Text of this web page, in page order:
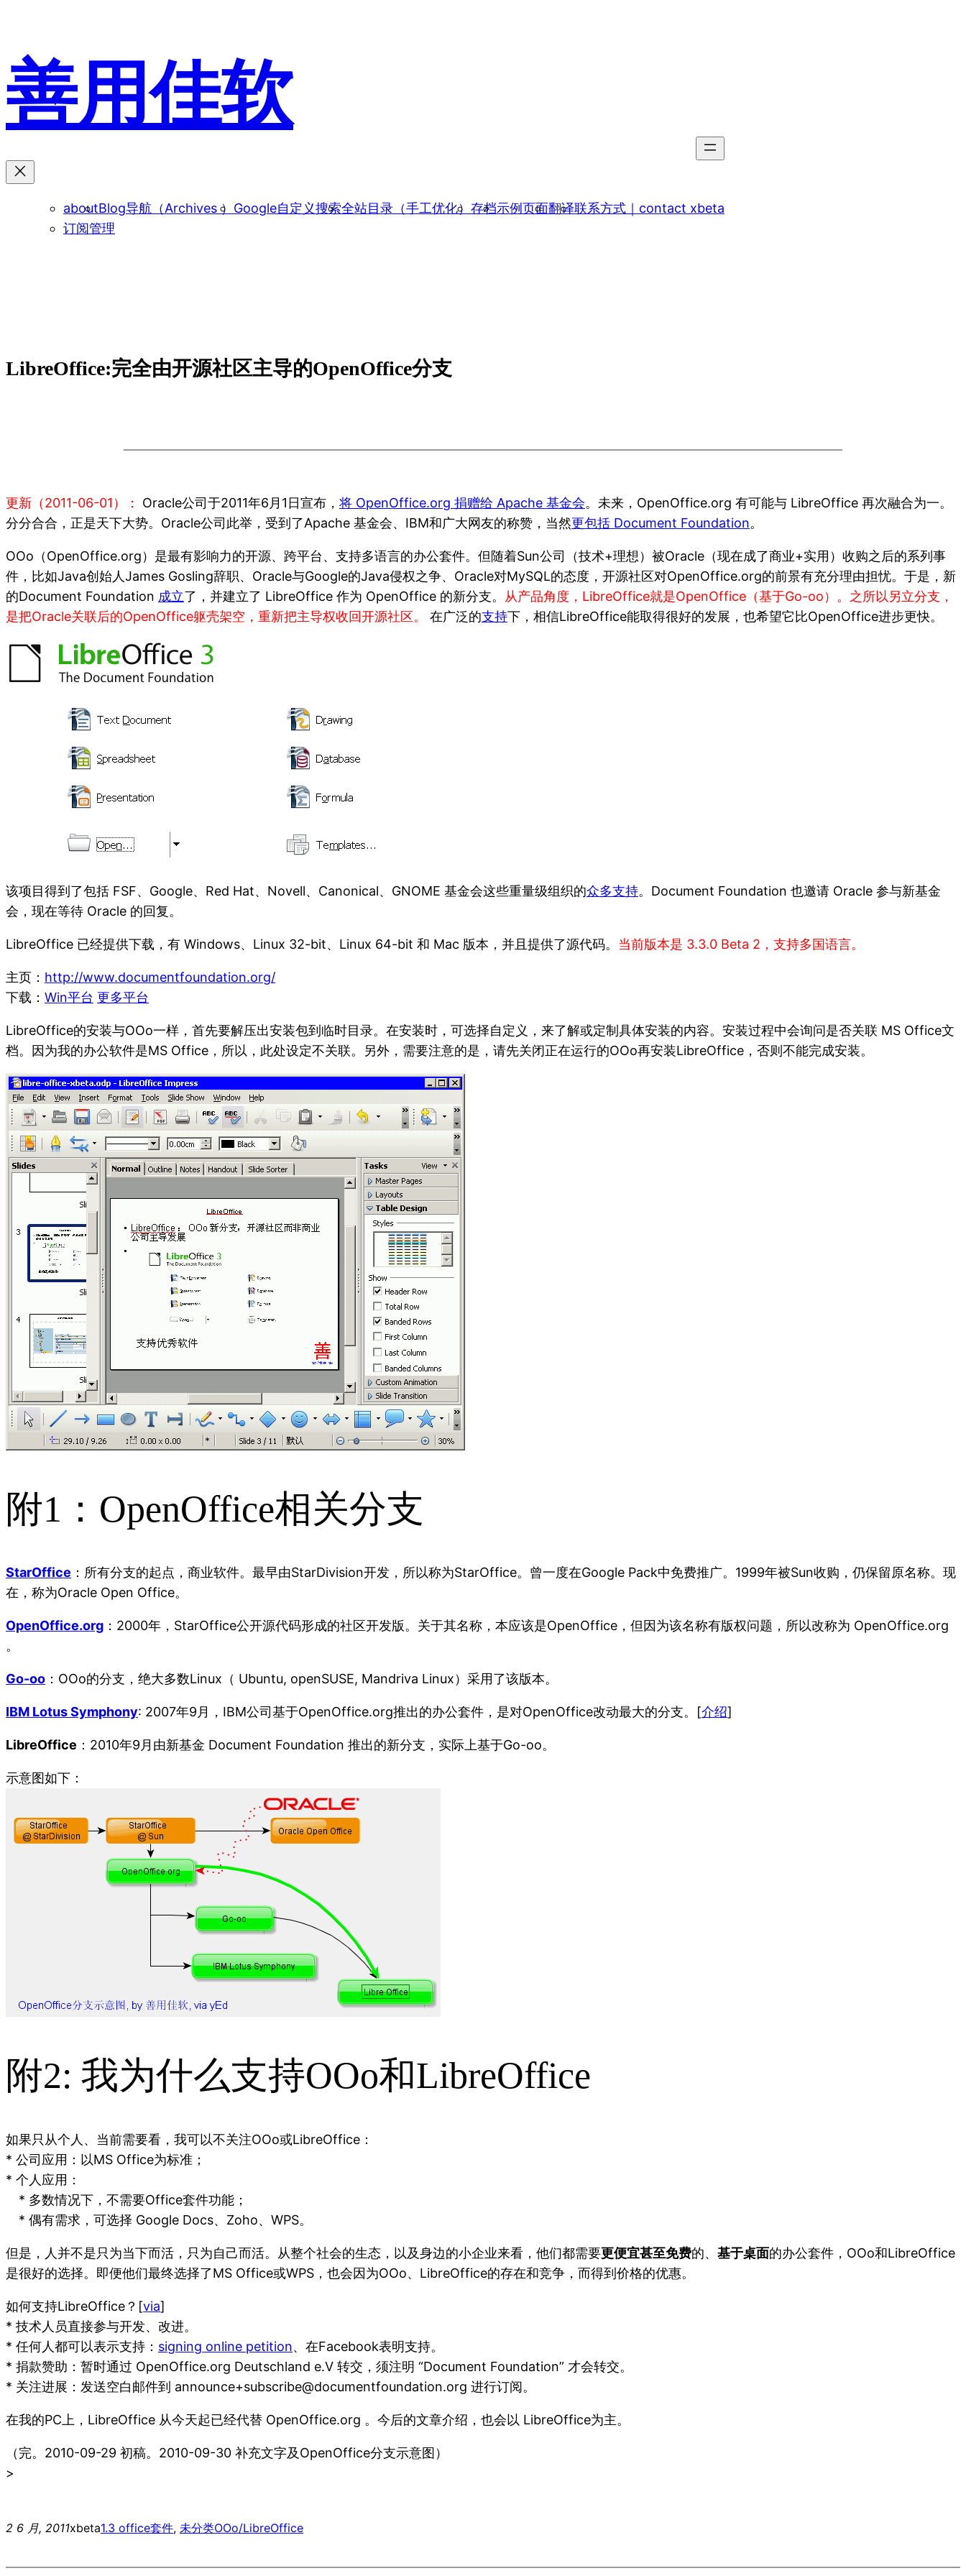
容
善用佳软
aboutBlog导航（Archives ） Google自定义搜索全站目录（手工优化） 存档示例页面翻译联系方式｜contact xbeta
订阅管理
LibreOffice:完全由开源社区主导的OpenOffice分支
更新（2011-06-01）： Oracle公司于2011年6月1日宣布， 将 OpenOffice.org 捐赠给 Apache 基金会。未来，OpenOffice.org 有可能与 LibreOffice 再次融合为一。
分分合合，正是天下大势。Oracle公司此举，受到了Apache 基金会、IBM和广大网友的称赞，当然更包括 Document Foundation。
OOo（OpenOffice.org）是最有影响力的开源、跨平台、支持多语言的办公套件。但随着Sun公司（技术+理想）被Oracle（现在成了商业+实用）收购之后的系列事
件，比如Java创始人James Gosling辞职、Oracle与Google的Java侵权之争、Oracle对MySQL的态度，开源社区对OpenOffice.org的前景有充分理由担忧。于是，新
的Document Foundation 成立了，并建立了 LibreOffice 作为 OpenOffice 的新分支。 从产品角度，LibreOffice就是OpenOffice（基于Go-oo）。之所以另立分支，
是把Oracle关联后的OpenOffice躯壳架空，重新把主导权收回开源社区。
在广泛的支持下，相信LibreOffice能取得很好的发展，也希望它比OpenOffice进步更快。
该项目得到了包括 FSF、Google、Red Hat、Novell、Canonical、GNOME 基金会这些重量级组织的众多支持。Document Foundation 也邀请 Oracle 参与新基金
会，现在等待 Oracle 的回复。
LibreOffice 已经提供下载，有 Windows、Linux 32-bit、Linux 64-bit 和 Mac 版本，并且提供了源代码。 当前版本是 3.3.0 Beta 2，支持多国语言。
主页： http://www.documentfoundation.org/
下载： Win平台 更多平台
LibreOffice的安装与OOo一样，首先要解压出安装包到临时目录。在安装时，可选择自定义，来了解或定制具体安装的内容。安装过程中会询问是否关联 MS Office文
档。因为我的办公软件是MS Office，所以，此处设定不关联。另外，需要注意的是，请先关闭正在运行的OOo再安装LibreOffice，否则不能完成安装。
附1：OpenOffice相关分支
StarOffice ：所有分支的起点，商业软件。最早由StarDivision开发，所以称为StarOffice。曾一度在Google Pack中免费推广。1999年被Sun收购，仍保留原名称。现
在，称为Oracle Open Office。
OpenOffice.org ：2000年，StarOffice公开源代码形成的社区开发版。关于其名称，本应该是OpenOffice，但因为该名称有版权问题，所以改称为 OpenOffice.org
。
Go-oo ：OOo的分支，绝大多数Linux（ Ubuntu, openSUSE, Mandriva Linux）采用了该版本。
IBM Lotus Symphony: 2007年9月，IBM公司基于OpenOffice.org推出的办公套件，是对OpenOffice改动最大的分支。[介绍]
LibreOffice ：2010年9月由新基金 Document Foundation 推出的新分支，实际上基于Go-oo。
示意图如下：
附2: 我为什么支持OOo和LibreOffice
如果只从个人、当前需要看，我可以不关注OOo或LibreOffice：
* 公司应用：以MS Office为标准；
* 个人应用：
* 多数情况下，不需要Office套件功能；
* 偶有需求，可选择 Google Docs、Zoho、WPS。
但是，人并不是只为当下而活，只为自己而活。从整个社会的生态，以及身边的小企业来看，他们都需要更便宜甚至免费的、 基于桌面的办公套件，OOo和LibreOffice
是很好的选择。即便他们最终选择了MS Office或WPS，也会因为OOo、LibreOffice的存在和竞争，而得到价格的优惠。
如何支持LibreOffice？[via]
* 技术人员直接参与开发、改进。
* 任何人都可以表示支持： signing online petition、在Facebook表明支持。
* 捐款赞助：暂时通过 OpenOffice.org Deutschland e.V 转交，须注明 “Document Foundation” 才会转交。
* 关注进展：发送空白邮件到 announce+subscribe@documentfoundation.org 进行订阅。
在我的PC上，LibreOffice 从今天起已经代替 OpenOffice.org 。今后的文章介绍，也会以 LibreOffice为主。
（完。2010-09-29 初稿。2010-09-30 补充文字及OpenOffice分支示意图）
>
2 6 月, 2011xbeta1.3 office套件, 未分类OOo/LibreOffice